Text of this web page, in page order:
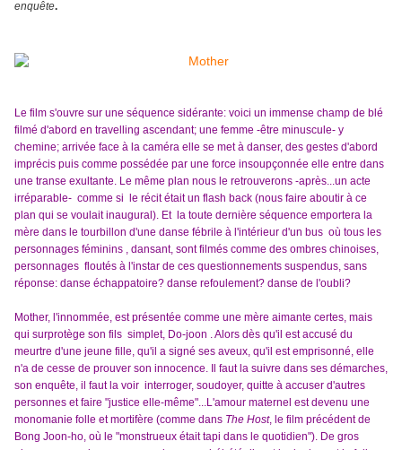
enquête.
Le film s'ouvre sur une séquence sidérante: voici un immense champ de blé
filmé d'abord en travelling ascendant; une femme -être minuscule- y
chemine; arrivée face à la caméra elle se met à danser, des gestes d'abord
imprécis puis comme possédée par une force insoupçonnée elle entre dans
une transe exultante. Le même plan nous le retrouverons -après...un acte
irréparable- comme si le récit était un flash back (nous faire aboutir à ce
plan qui se voulait inaugural). Et la toute dernière séquence emportera la
mère dans le tourbillon d'une danse fébrile à l'intérieur d'un bus où tous les
personnages féminins , dansant, sont filmés comme des ombres chinoises,
personnages floutés à l'instar de ces questionnements suspendus, sans
réponse: danse échappatoire? danse refoulement? danse de l'oubli?
Mother, l'innommée, est présentée comme une mère aimante certes, mais
qui surprotège son fils simplet, Do-joon . Alors dès qu'il est accusé du
meurtre d'une jeune fille, qu'il a signé ses aveux, qu'il est emprisonné, elle
n'a de cesse de prouver son innocence. Il faut la suivre dans ses démarches,
son enquête, il faut la voir interroger, soudoyer, quitte à accuser d'autres
personnes et faire "justice elle-même"...L'amour maternel est devenu une
monomanie folle et mortifère (comme dans The Host, le film précédent de
Bong Joon-ho, où le "monstrueux était tapi dans le quotidien"). De gros